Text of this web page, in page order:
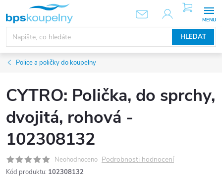
obsah
HLEDAT
NÁKUPNÍ
KOŠÍK
Police a poličky do koupelny
CYTRO: Polička, do sprchy,
dvojitá, rohová -
102308132
Neohodnoceno Podrobnosti hodnocení
Kód produktu: 102308132